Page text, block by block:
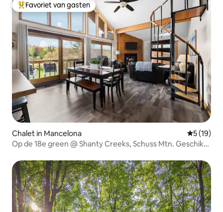
Topfavoriet van gasten
Favoriet van gasten
Chalet in Mancelona
5 (19)
Op de 18e green @ Shanty Creeks, Schuss Mtn. Geschikt